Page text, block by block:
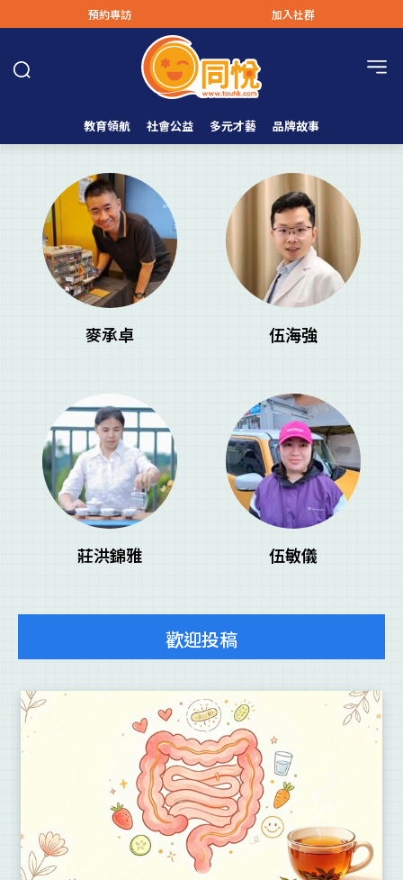
預約專訪 加入社群
教育領航 社會公益 多元才藝 品牌故事
麥承卓 伍海強
莊洪錦雅 伍敏儀
歡迎投稿